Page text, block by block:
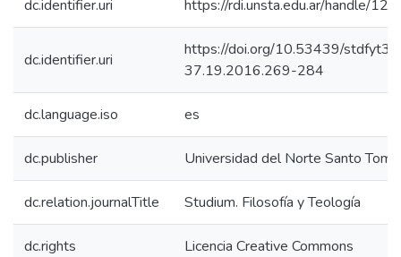
dc.identifier.uri https://rdi.unsta.edu.ar/handle/
dc.identifier.uri
https://doi.org/10.53439/
37.19.2016.269-284
dc.language.iso es
dc.publisher Universidad del Norte Santo
dc.relation.journalTitle Studium. Filosofía y Teología
dc.rights Licencia Creative Commons